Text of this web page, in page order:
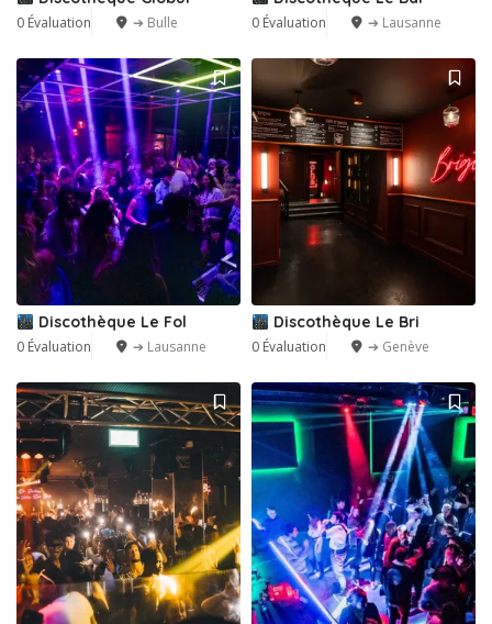
0 Évaluation ➔ Bulle 0 Évaluation ➔ Lausanne
Discothèque Le Fol
0 Évaluation ➔ Lausanne
Discothèque Le Bri
0 Évaluation ➔ Genève